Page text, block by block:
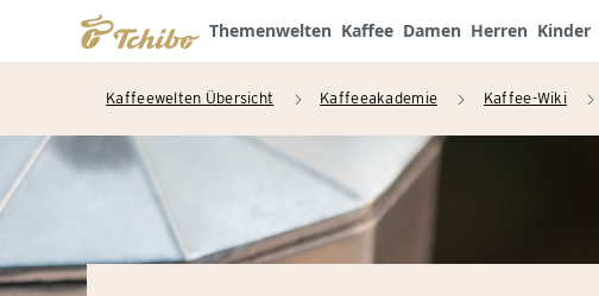
Themenwelten Kaffee Damen Herren Kinder
Kaffeewelten Übersicht arrow_right Kaffeeakademie arrow_right Kaffee-Wiki arrow_right